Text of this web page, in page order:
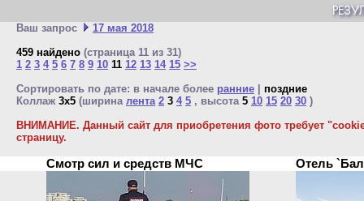
Ваш запрос
17 мая 2018
459 найдено (страница 11 из 31)
1 2 3 4 5 6 7 8 9 10 11 12 13 14 15 >>
Сортировать по дате: в начале более ранние
поздние
Коллаж 3x5 (ширина лента 2 3 4 5 , высота 5 10 15 20 30 )
ВНИМАНИЕ. Данный сайт для приобретения фото требует
страницу.
Смотр сил и средств МЧС Отель